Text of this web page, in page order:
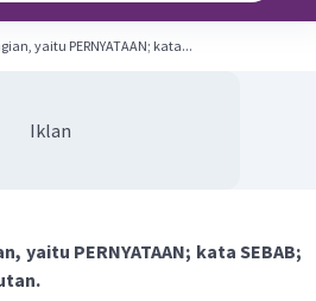
yaitu PERNYATAAN; kata...
Iklan
yaitu PERNYATAAN; kata SEBAB;